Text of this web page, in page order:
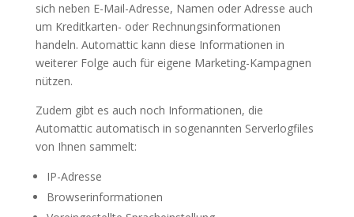
sich neben E-Mail-Adresse, Namen oder Adresse auch
um Kreditkarten- oder Rechnungsinformationen
handeln. Automattic kann diese Informationen in
weiterer Folge auch für eigene Marketing-Kampagnen
nützen.
Zudem gibt es auch noch Informationen, die
Automattic automatisch in sogenannten Serverlogfiles
von Ihnen sammelt:
IP-Adresse
Browserinformationen